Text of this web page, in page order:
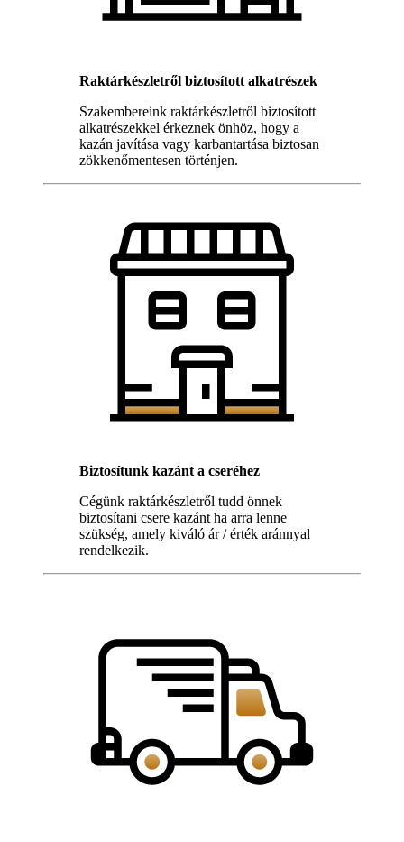
Raktárkészletről biztosított alkatrészek
Szakembereink raktárkészletről biztosított
alkatrészekkel érkeznek önhöz, hogy a
kazán javítása vagy karbantartása biztosan
zökkenőmentesen történjen.
Biztosítunk kazánt a cseréhez
Cégünk raktárkészletről tudd önnek
biztosítani csere kazánt ha arra lenne
szükség, amely kiváló ár / érték aránnyal
rendelkezik.